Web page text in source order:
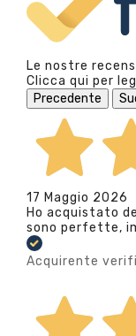
Le nostre
Clicca qui per
Precedente
17 Maggio 2026
Ho acquistato
sono perfette,
Acquirente